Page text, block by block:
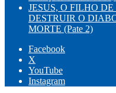
JESUS, O FILHO
DESTRUIR O
MORTE (Pate 2)
Facebook
X
YouTube
Instagram